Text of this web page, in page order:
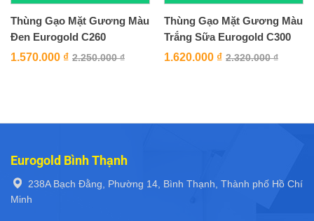
Thùng Gạo Mặt Gương Màu
Đen Eurogold C260
1.570.000 ₫ 2.250.000₫
Thùng Gạo Mặt Gương Màu
Trắng Sữa Eurogold C300
1.620.000 ₫ 2.320.000₫
Eurogold Bình Thạnh
238A Bạch Đằng, Phường 14, Bình Thạnh, Thành phố Hồ Chí
Minh